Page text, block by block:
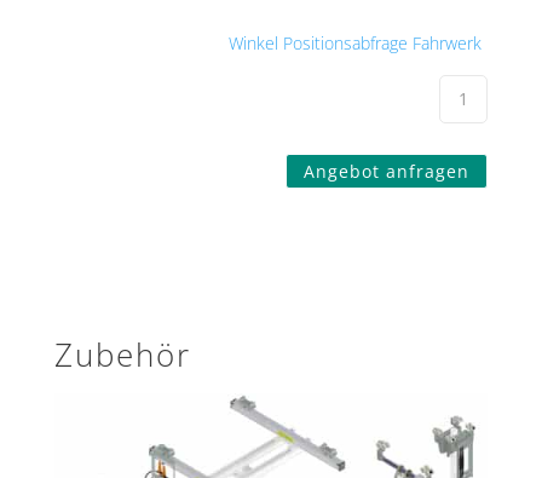
Winkel Positionsabfrage Fahrwerk
Angebot anfragen
Zubehör